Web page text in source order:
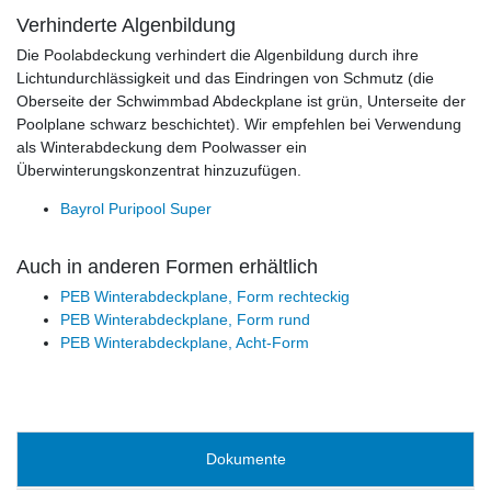
Verhinderte Algenbildung
Die Poolabdeckung verhindert die Algenbildung durch ihre
Lichtundurchlässigkeit und das Eindringen von Schmutz (die
Oberseite der Schwimmbad Abdeckplane ist grün, Unterseite der
Poolplane schwarz beschichtet). Wir empfehlen bei Verwendung
als Winterabdeckung dem Poolwasser ein
Überwinterungskonzentrat hinzuzufügen.
Bayrol Puripool Super
Auch in anderen Formen erhältlich
PEB Winterabdeckplane, Form rechteckig
PEB Winterabdeckplane, Form rund
PEB Winterabdeckplane, Acht-Form
Dokumente